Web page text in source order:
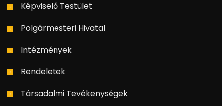
Képviselő Testület
Polgármesteri Hivatal
Intézmények
Rendeletek
Társadalmi Tevékenységek